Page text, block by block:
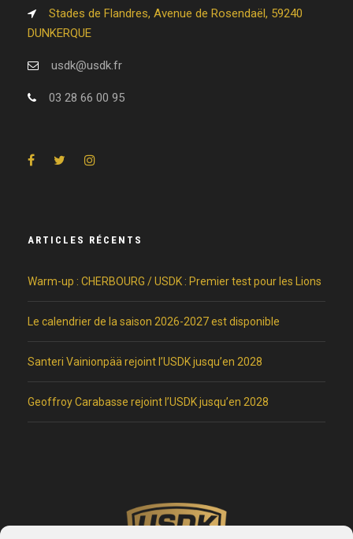
Stades de Flandres, Avenue de Rosendaël, 59240
DUNKERQUE
usdk@usdk.fr
03 28 66 00 95
ARTICLES RÉCENTS
Warm-up : CHERBOURG / USDK : Premier test pour les Lions
Le calendrier de la saison 2026-2027 est disponible
Santeri Vainionpää rejoint l’USDK jusqu’en 2028
Geoffroy Carabasse rejoint l’USDK jusqu’en 2028